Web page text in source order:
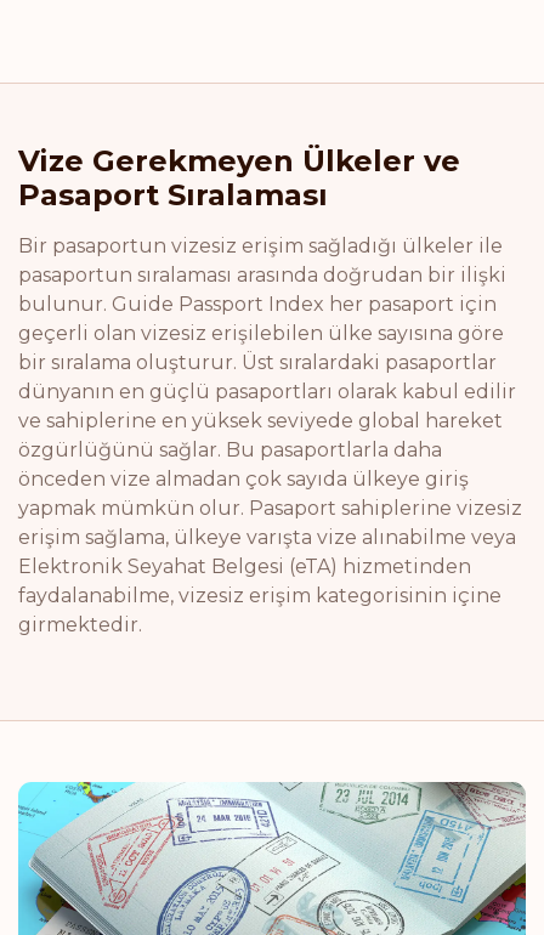
Vize Gerekmeyen Ülkeler ve
Pasaport Sıralaması
Bir pasaportun vizesiz erişim sağladığı ülkeler ile
pasaportun sıralaması arasında doğrudan bir ilişki
bulunur. Guide Passport Index her pasaport için
geçerli olan vizesiz erişilebilen ülke sayısına göre
bir sıralama oluşturur. Üst sıralardaki pasaportlar
dünyanın en güçlü pasaportları olarak kabul edilir
ve sahiplerine en yüksek seviyede global hareket
özgürlüğünü sağlar. Bu pasaportlarla daha
önceden vize almadan çok sayıda ülkeye giriş
yapmak mümkün olur. Pasaport sahiplerine vizesiz
erişim sağlama, ülkeye varışta vize alınabilme veya
Elektronik Seyahat Belgesi (eTA) hizmetinden
faydalanabilme, vizesiz erişim kategorisinin içine
girmektedir.